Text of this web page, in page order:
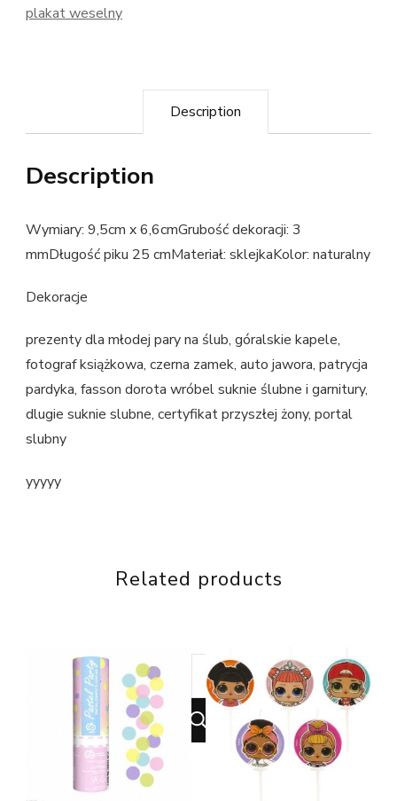
plakat weselny
Description
Description
Wymiary: 9,5cm x 6,6cmGrubość dekoracji: 3
mmDługość piku 25 cmMateriał: sklejkaKolor: naturalny
Dekoracje
prezenty dla młodej pary na ślub, góralskie kapele,
fotograf książkowa, czerna zamek, auto jawora, patrycja
pardyka, fasson dorota wróbel suknie ślubne i garnitury,
dlugie suknie slubne, certyfikat przyszłej żony, portal
slubny
yyyyy
Related products
Looking
for
Something?